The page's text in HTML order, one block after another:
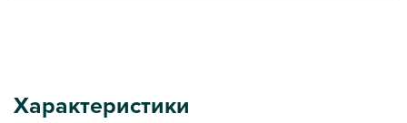
Характеристики